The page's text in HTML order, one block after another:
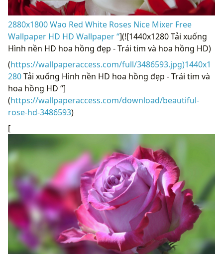
2880x1800 Wao Red White Roses Nice Mixer Free
Wallpaper HD HD Wallpaper “](![1440x1280 Tải xuống
Hình nền HD hoa hồng đẹp - Trái tim và hoa hồng HD)
(https://wallpaperaccess.com/full/3486593.jpg)1440x1
280Tải xuống Hình nền HD hoa hồng đẹp - Trái tim và
hoa hồng HD “]
(https://wallpaperaccess.com/download/beautiful-
rose-hd-3486593)
[